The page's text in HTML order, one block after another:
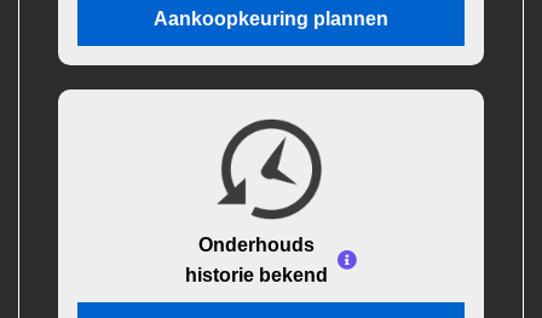
Aankoopkeuring plannen
Onderhouds
historie bekend